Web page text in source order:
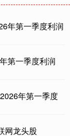
年第一季度利润
第一季度利润
年第一季度
网龙头股